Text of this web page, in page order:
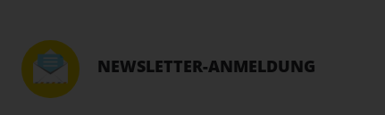
NEWSLETTER-ANMELDUNG